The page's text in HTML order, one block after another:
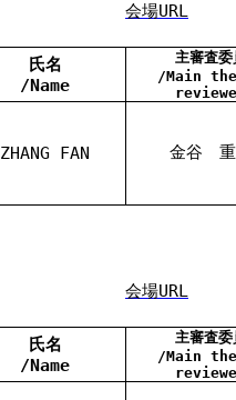
会場URL
氏名
/Name
主審査委
/Main
ZHANG FAN 金谷 重
会場URL
氏名
/Name
主審査委
/Main